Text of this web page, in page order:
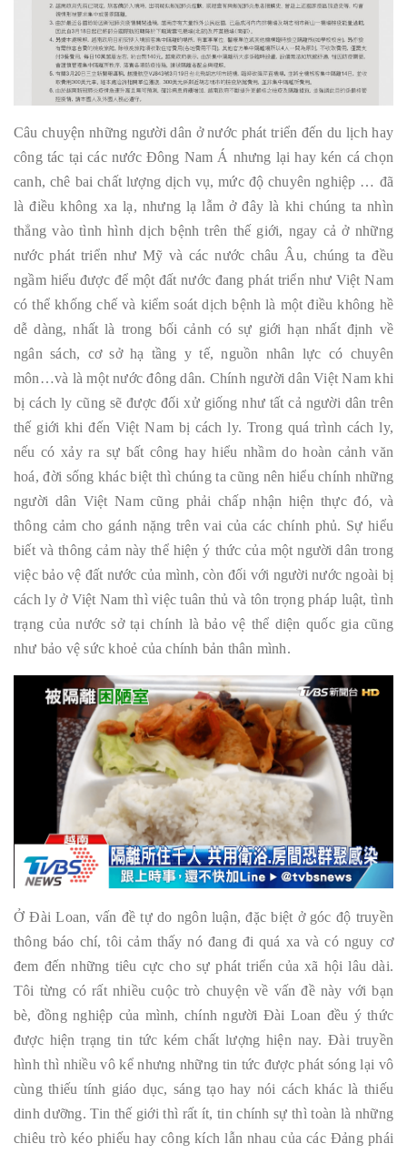
Câu chuyện những người dân ở nước phát triển đến du lịch hay
công tác tại các nước Đông Nam Á nhưng lại hay kén cá chọn
canh, chê bai chất lượng dịch vụ, mức độ chuyên nghiệp … đã
là điều không xa lạ, nhưng lạ lẫm ở đây là khi chúng ta nhìn
thẳng vào tình hình dịch bệnh trên thế giới, ngay cả ở những
nước phát triển như Mỹ và các nước châu Âu, chúng ta đều
ngầm hiểu được để một đất nước đang phát triển như Việt Nam
có thể khống chế và kiểm soát dịch bệnh là một điều không hề
dễ dàng, nhất là trong bối cảnh có sự giới hạn nhất định về
ngân sách, cơ sở hạ tầng y tế, nguồn nhân lực có chuyên
môn…và là một nước đông dân. Chính người dân Việt Nam khi
bị cách ly cũng sẽ được đối xử giống như tất cả người dân trên
thế giới khi đến Việt Nam bị cách ly. Trong quá trình cách ly,
nếu có xảy ra sự bất công hay hiểu nhầm do hoàn cảnh văn
hoá, đời sống khác biệt thì chúng ta cũng nên hiểu chính những
người dân Việt Nam cũng phải chấp nhận hiện thực đó, và
thông cảm cho gánh nặng trên vai của các chính phủ. Sự hiểu
biết và thông cảm này thể hiện ý thức của một người dân trong
việc bảo vệ đất nước của mình, còn đối với người nước ngoài bị
cách ly ở Việt Nam thì việc tuân thủ và tôn trọng pháp luật, tình
trạng của nước sở tại chính là bảo vệ thể diện quốc gia cũng
như bảo vệ sức khoẻ của chính bản thân mình.
Ở Đài Loan, vấn đề tự do ngôn luận, đặc biệt ở góc độ truyền
thông báo chí, tôi cảm thấy nó đang đi quá xa và có nguy cơ
đem đến những tiêu cực cho sự phát triển của xã hội lâu dài.
Tôi từng có rất nhiều cuộc trò chuyện về vấn đề này với bạn
bè, đồng nghiệp của mình, chính người Đài Loan đều ý thức
được hiện trạng tin tức kém chất lượng hiện nay. Đài truyền
hình thì nhiều vô kể nhưng những tin tức được phát sóng lại vô
cùng thiếu tính giáo dục, sáng tạo hay nói cách khác là thiếu
dinh dưỡng. Tin thế giới thì rất ít, tin chính sự thì toàn là những
chiêu trò kéo phiếu hay công kích lẫn nhau của các Đảng phái